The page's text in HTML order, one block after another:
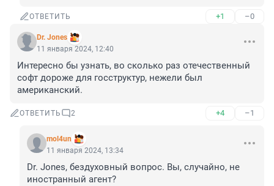
ОТВЕТИТЬ +1 –0
Dr. Jones
11 января 2024, 12:40
Интересно бы узнать, во сколько раз отечественный
софт дороже для госструктур, нежели был
американский.
ОТВЕТИТЬ 2 +4 –1
mol4un
11 января 2024, 13:34
Dr. Jones, бездуховный вопрос. Вы, случайно, не
иностранный агент?